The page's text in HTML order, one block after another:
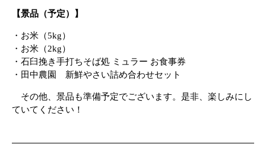
【景品（予定）】
・お米（5kg）
・お米（2kg）
・石臼挽き手打ちそば処 ミュラー お食事券
・田中農園 新鮮やさい詰め合わせセット
その他、景品も準備予定でございます。是非、楽しみにし
ていてください！